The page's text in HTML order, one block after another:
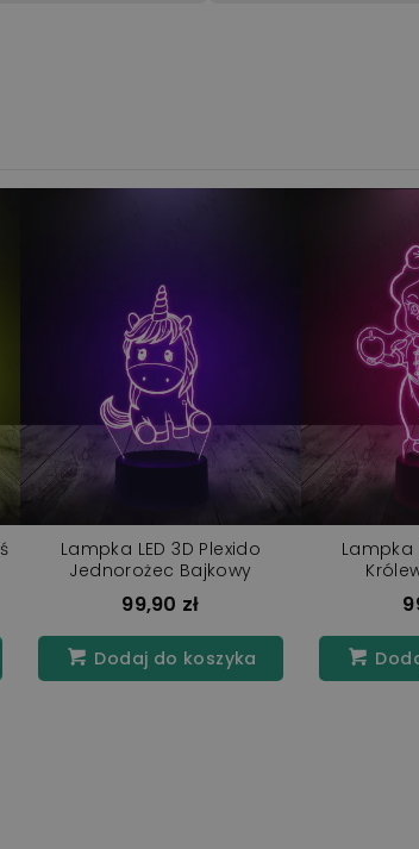
Lampka LED 3D Plexido
Jednorożec Bajkowy
99,90 zł
Dodaj do koszyka
Lampka